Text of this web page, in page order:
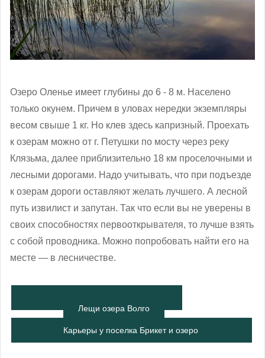
Озеро Оленье имеет глубины до 6 - 8 м. Населено
только окунем. Причем в уловах нередки экземпляры
весом свыше 1 кг. Но клев здесь капризный. Проехать
к озерам можно от г. Петушки по мосту через реку
Клязьма, далее приблизительно 18 км проселочными и
лесными дорогами. Надо учитывать, что при подъезде
к озерам дороги оставляют желать лучшего. А лесной
путь извилист и запутан. Так что если вы не уверены в
своих способностях первооткрывателя, то лучше взять
с собой проводника. Можно попробовать найти его на
месте — в лесничестве.
Лещи озера Волго
Карьеры у поселка Брикет и озеро